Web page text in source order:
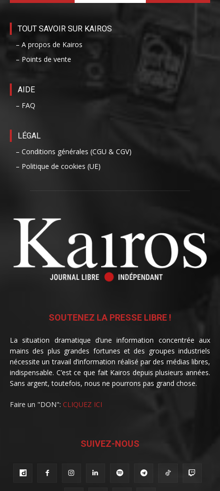
TOUT SAVOIR SUR KAIROS
– A propos de Kairos
– Points de vente
AIDE
– FAQ
LÉGAL
– Conditions générales (CGU & CGV)
– Politique de cookies (UE)
SOUTENEZ LA PRESSE LIBRE !
La situation dramatique d’une information concentrée aux
mains des plus grandes fortunes et des groupes industriels
nécessite un travail d’information réalisé par des médias libres,
indispensable. C’est ce que fait Kairos depuis plusieurs années.
Sans argent, toutefois, nous ne pourrons pas grand chose.
Faire un "DON": CLIQUEZ ICI
SUIVEZ-NOUS